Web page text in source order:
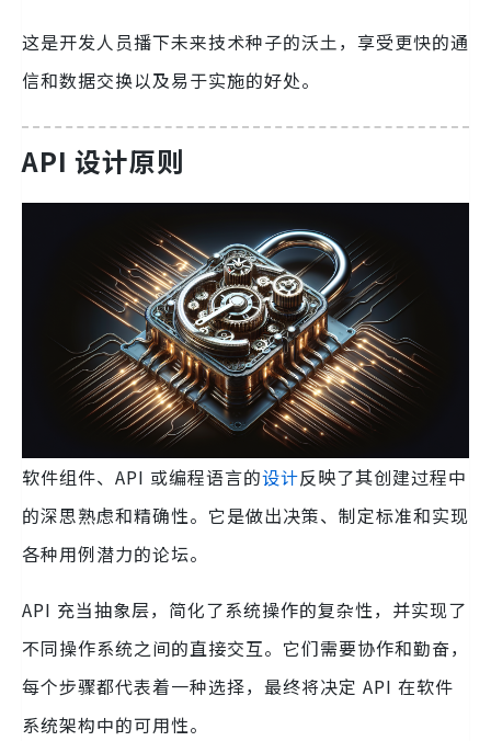
这是开发人员播下未来技术种子的沃土，享受更快的通
信和数据交换以及易于实施的好处。
API 设计原则
软件组件、API 或编程语言的设计反映了其创建过程中
的深思熟虑和精确性。它是做出决策、制定标准和实现
各种用例潜力的论坛。
API 充当抽象层，简化了系统操作的复杂性，并实现了
不同操作系统之间的直接交互。它们需要协作和勤奋，
每个步骤都代表着一种选择，最终将决定 API 在软件
系统架构中的可用性。